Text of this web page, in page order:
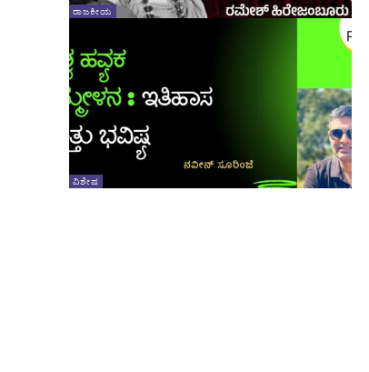
ರಾಜಕೀಯ
ವಿಶೇಷ